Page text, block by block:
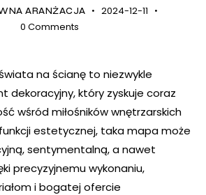
ARANŻACJA
2024-12-11
0 Comments
na ścianę to niezwykle
dekoracyjny, który zyskuje coraz
wśród miłośników wnętrzarskich
estetycznej, taka mapa może
sentymentalną, a nawet
precyzyjnemu wykonaniu,
i bogatej ofercie